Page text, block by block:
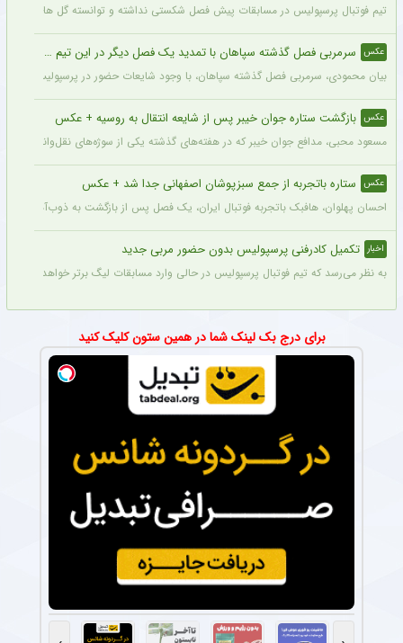
تیم فوتبال پرسپولیس در مسابقات پیش فصل شکستی نداشته و توانسته گل های زیادی
عکس سرمربی فصل گذشته سپاهان با تمدید یک فصل دیگر در این تیم ماند + عکس
بیان محمودی، سرمربی فصل گذشته سپاهان، با وجود شایعات حضور در پرسپولیس،
عکس بازگشت ستاره جوان خیبر پس از شایعه انتقال به روسیه + عکس
مسعود محبی، مدافع جوان خیبر که در هفته‌های گذشته یکی از سوژه‌های نقل‌وانتقالات
عکس ستاره باتجربه از جمع سبزپوشان اصفهانی جدا شد + عکس
احسان پهلوان، هافبک باتجربه فوتبال ایران، یک فصل پس از بازگشت به ذوب‌آهن، از
اخبار تکمیل کادرفنی پرسپولیس بدون حضور مربی جدید
به نظر می‌رسد که تیم فوتبال پرسپولیس در حالی وارد مسابقات لیگ برتر خواهد شد که
برای درج بک لینک شما در همین ستون کلیک کنید